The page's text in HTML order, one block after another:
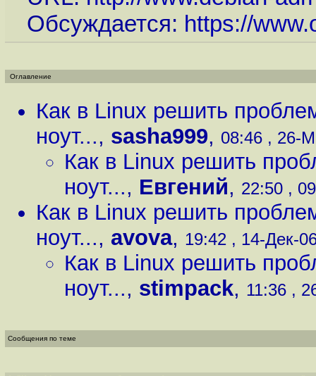
Обсуждается: https://
Оглавление
Как в Linux решить
ноут..., sasha999, 08:46 , 26-
Как в Linux решить
ноут..., Евгений, 22:50 ,
Как в Linux решить
ноут..., avova, 19:42 , 14-Дек-
Как в Linux решить
ноут..., stimpack, 11:36 ,
Сообщения по теме